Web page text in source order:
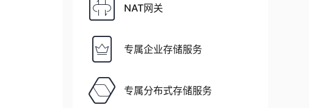
NAT网关
专属企业存储服务
专属分布式存储服务